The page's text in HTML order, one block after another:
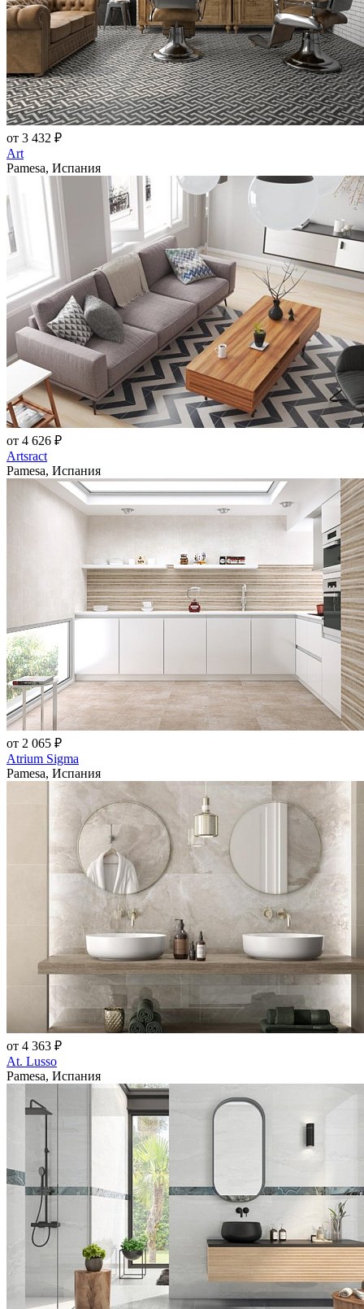
от 3 432 ₽
Art
Pamesa, Испания
от 4 626 ₽
Artsract
Pamesa, Испания
от 2 065 ₽
Atrium Sigma
Pamesa, Испания
от 4 363 ₽
At. Lusso
Pamesa, Испания